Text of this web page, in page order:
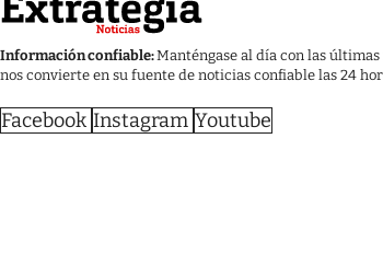
Información confiable:Manténgase al día con las
nos convierte en su fuente de noticias confiable las 24
Facebook Instagram Youtube